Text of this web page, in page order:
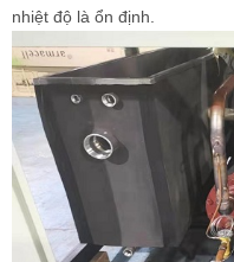
nhiệt độ là ổn định.